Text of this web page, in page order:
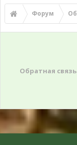
Форум
Обратная связь